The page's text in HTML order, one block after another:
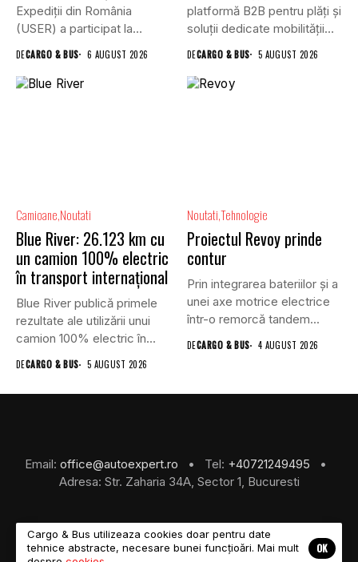
Expediții din România
(USER) a participat la
DECARGO & BUS 6 AUGUST 2026
platformă B2B pentru plăți și
soluții dedicate mobilității
DECARGO & BUS 5 AUGUST 2026
Camioane Noutati
Blue River: 26.123 km cu
un camion 100% electric
în transport internațional
Blue River publică primele
rezultate ale utilizării unui
camion 100% electric în...
DECARGO & BUS 5 AUGUST 2026
NoutatiTehnologie
Proiectul Revoy prinde
contur
Prin integrarea bateriilor și a
unei axe motrice electrice
într-o remorcă tandem...
DECARGO & BUS 4 AUGUST 2026
Email: office@autoexpert.ro • Tel: +40721249495
•
Adresa: Str. Zaharia 34A, Sector 1, Bucuresti
©2026 Cargo & Bus
Cargo & Bus utilizeaza cookies doar pentru date
tehnice abstracte, necesare bunei funcțioări. Mai mult
OK